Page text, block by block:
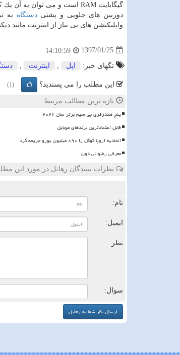
گیگابایت RAM است و می توان به آن یك كارت حافظه میكرو اس دی هم افزود.
دوربین های جلویی و پشتیدستگاه به ترتیب ۵ و ۸ مگاپیكسل
واپلیكیشن های بی نیاز از اینترنت مانند
1397/01/25
14:10:59
تگهای خبر: اپل اینترنت
این مطلب را می پسندید؟ (1)
تازه ترین مطالب مرتبط
پنج هندزفری بی سیم برتر سال ۲۰۲۶
قابل اعتمادترین برندهای موبایل
اتحادیه اروپا گوگل را ۸۹۰ میلیون یورو جریمه کرد
معرفی رضوانی دون
نظرات بینندگان رهاتل در مورد این
نام:
ایمیل:
نظر:
سوال: